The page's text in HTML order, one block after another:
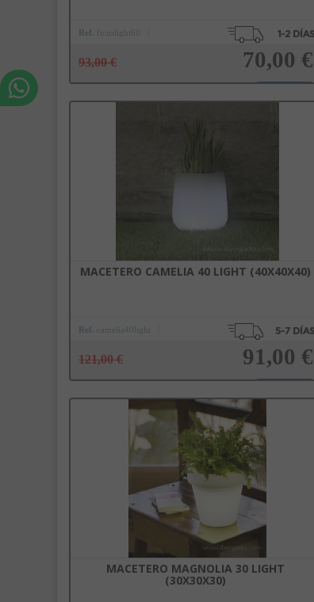
Ref. ficuslight60
93,00 € 70,00 €
MACETERO CAMELIA 40 LIGHT (40X40X40)
Ref. camelia40light
121,00 € 91,00 €
Añadir a la cesta
MACETERO MAGNOLIA 30 LIGHT
(30X30X30)